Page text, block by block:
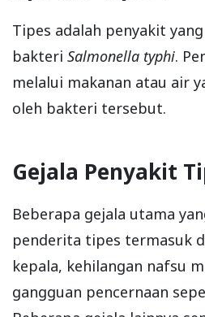
Tipes adalah penyakit
bakteri Salmonella typhi.
melalui makanan atau air
oleh bakteri tersebut.
Gejala Penyakit
Beberapa gejala utama
penderita tipes termasuk
kepala, kehilangan nafsu
gangguan pencernaan